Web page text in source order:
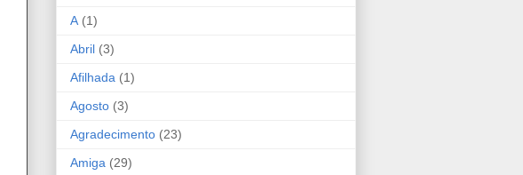
A (1)
Abril (3)
Afilhada (1)
Agosto (3)
Agradecimento (23)
Amiga (29)